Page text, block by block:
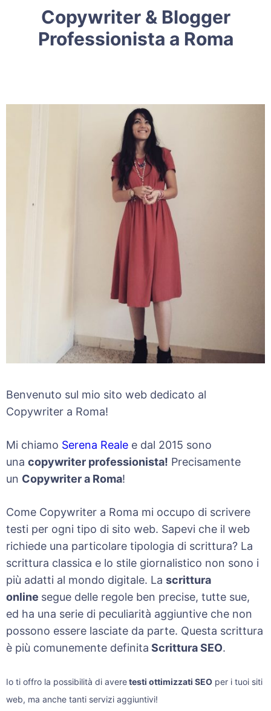
Copywriter & Blogger
Professionista a Roma
Benvenuto sul mio sito web dedicato al
Copywriter a Roma!
Mi chiamo Serena Reale e dal 2015 sono
una copywriter professionista! Precisamente
un Copywriter a Roma!
Come Copywriter a Roma mi occupo di scrivere
testi per ogni tipo di sito web. Sapevi che il web
richiede una particolare tipologia di scrittura? La
scrittura classica e lo stile giornalistico non sono i
più adatti al mondo digitale. La scrittura
online segue delle regole ben precise, tutte sue,
ed ha una serie di peculiarità aggiuntive che non
possono essere lasciate da parte. Questa scrittura
è più comunemente definita Scrittura SEO.
Io ti offro la possibilità di averetesti ottimizzati SEO per i tuoi siti
web, ma anche tanti servizi aggiuntivi!